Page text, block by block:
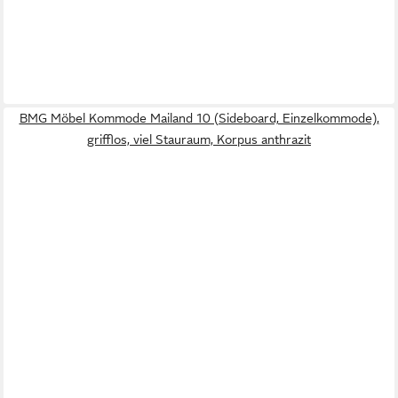
BMG Möbel Kommode Mailand 10 (Sideboard, Einzelkommode),
grifflos, viel Stauraum, Korpus anthrazit